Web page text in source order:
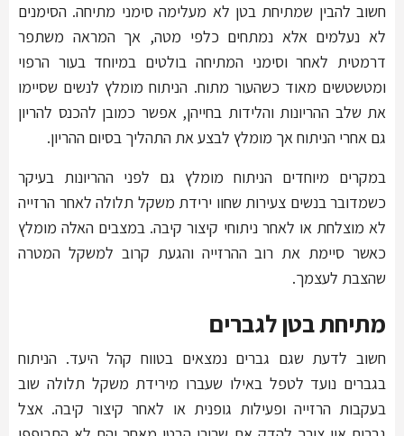
חשוב להבין שמתיחת בטן לא מעלימה סימני מתיחה. הסימנים
לא נעלמים אלא נמתחים כלפי מטה, אך המראה משתפר
דרמטית לאחר וסימני המתיחה בולטים במיוחד בעור הרפוי
ומטשטשים מאוד כשהעור מתוח. הניתוח מומלץ לנשים שסיימו
את שלב ההריונות והלידות בחייהן, אפשר כמובן להכנס להריון
גם אחרי הניתוח אך מומלץ לבצע את התהליך בסיום ההריון.
במקרים מיוחדים הניתוח מומלץ גם לפני ההריונות בעיקר
כשמדובר בנשים צעירות שחוו ירידת משקל תלולה לאחר הרזייה
לא מוצלחת או לאחר ניתוחי קיצור קיבה. במצבים האלה מומלץ
כאשר סיימת את רוב ההרזייה והגעת קרוב למשקל המטרה
שהצבת לעצמך.
מתיחת בטן לגברים
חשוב לדעת שגם גברים נמצאים בטווח קהל היעד. הניתוח
בגברים נועד לטפל באילו שעברו מירידת משקל תלולה שוב
בעקבות הרזייה ופעילות גופנית או לאחר קיצור קיבה. אצל